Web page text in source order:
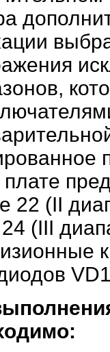
плате
22 (II
24 (III